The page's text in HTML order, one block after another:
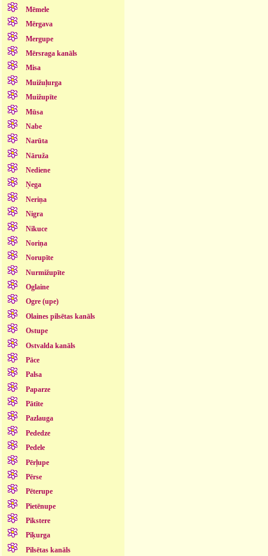
Mēmele
Mērgava
Mergupe
Mērsraga kanāls
Misa
Muižuļurga
Muižupīte
Mūsa
Nabe
Narūta
Nāruža
Nediene
Ņega
Neriņa
Nigra
Nikuce
Noriņa
Norupīte
Nurmižupīte
Oglaine
Ogre (upe)
Olaines pilsētas kanāls
Ostupe
Ostvalda kanāls
Pāce
Palsa
Paparze
Pātīte
Pazlauga
Pededze
Pedele
Pērļupe
Pērse
Pēterupe
Pietēnupe
Pikstere
Piķurga
Pilsētas kanāls